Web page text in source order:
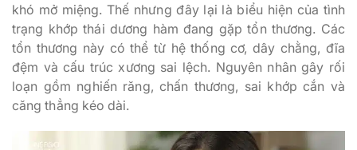
khó mở miệng. Thế nhưng đây lại là biểu hiện của tình
trạng khớp thái dương hàm đang gặp tổn thương. Các
tổn thương này có thể từ hệ thống cơ, dây chằng, đĩa
đệm và cấu trúc xương sai lệch. Nguyên nhân gây rối
loạn gồm nghiến răng, chấn thương, sai khớp cắn và
căng thẳng kéo dài.